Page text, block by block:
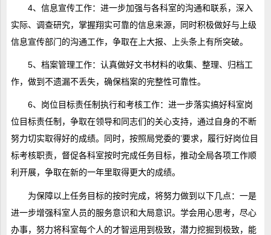
4、信息宣传工作：进一步加强与各科室的沟通和联系，深入
实际、调查研究，掌握翔实可靠的信息来源，同时积极做好与上级
信息宣传部门的沟通工作，争取在上大报、上头条上有所突破。
5、档案管理工作：认真做好文书材料的收集、整理、归档工
作，做到不遗漏不丢失，确保档案的完整性可靠性。
6、岗位目标责任制执行和考核工作：进一步落实搞好科室岗
位目标责任制，争取在领导和同志们的关心支持，通过自身的不断
努力切实取得好的成绩。同时，按照局党委的’要求，履行好岗位目
标考核职责，督促各科室按时完成任务目标，推动全局各项工作顺
利开展，争取在新的一年里取得更大的成绩。
为保障以上任务目标的按时完成，将努力做到以下几点：一是
进一步增强科室人员的服务意识和大局意识。学会用心思考，尽心
办事，努力将科室每个人的才智运用到极致，潜力挖掘到极致，能